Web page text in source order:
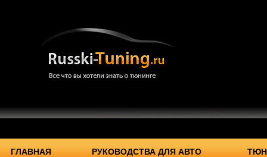
ГЛАВНАЯ РУКОВОДСТВА ДЛЯ АВТО